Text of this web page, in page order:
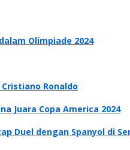
Olimpiade 2024
Ronaldo
Juara Copa America 2024
Duel dengan Spanyol di